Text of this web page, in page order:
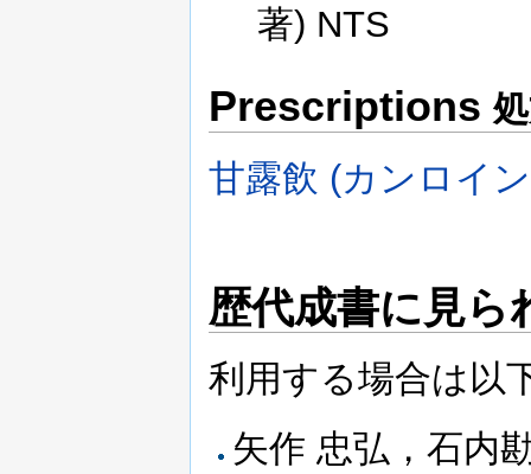
著) NTS
Prescriptions
甘露飲 (カンロイ
歴代成書に見ら
利用する場合は以
矢作 忠弘，石内